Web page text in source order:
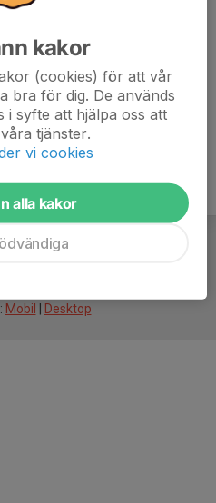
Mobil Desktop
kakor
(cookies) för att vår
bra för dig. De används
i syfte att hjälpa oss att
tjänster.
vi cookies
alla kakor